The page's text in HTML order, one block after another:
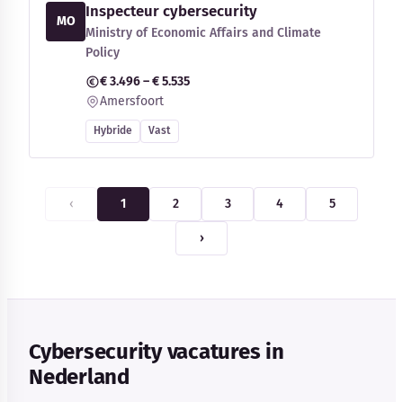
MO
Inspecteur cybersecurity
Ministry of Economic Affairs and Climate
Policy
€ 3.496 – € 5.535
Amersfoort
Hybride Vast
‹ 1 2 3 4 5
›
Cybersecurity vacatures in
Nederland